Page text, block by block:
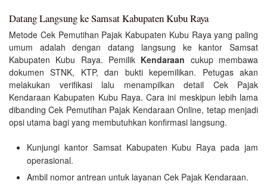
Datang Langsung ke Samsat Kabupaten Kubu Raya
Metode Cek Pemutihan Pajak Kabupaten Kubu Raya yang paling
umum adalah dengan datang langsung ke kantor Samsat
Kabupaten Kubu Raya. Pemilik Kendaraan cukup membawa
dokumen STNK, KTP, dan bukti kepemilikan. Petugas akan
melakukan verifikasi lalu menampilkan detail Cek Pajak
Kendaraan Kabupaten Kubu Raya. Cara ini meskipun lebih lama
dibanding Cek Pemutihan Pajak Kendaraan Online, tetap menjadi
opsi utama bagi yang membutuhkan konfirmasi langsung.
Kunjungi kantor Samsat Kabupaten Kubu Raya pada jam
operasional.
Ambil nomor antrean untuk layanan Cek Pajak Kendaraan.